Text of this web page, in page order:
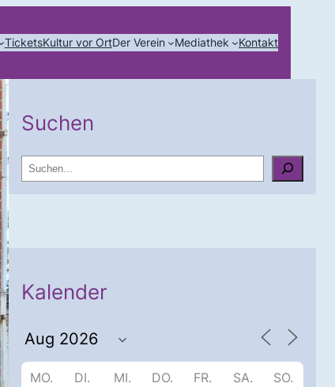
TicketsKultur vor OrtDer Verein Mediathek Kontakt
Suchen
u
Kalender
MO. DI. MI. DO. FR. SA. SO.